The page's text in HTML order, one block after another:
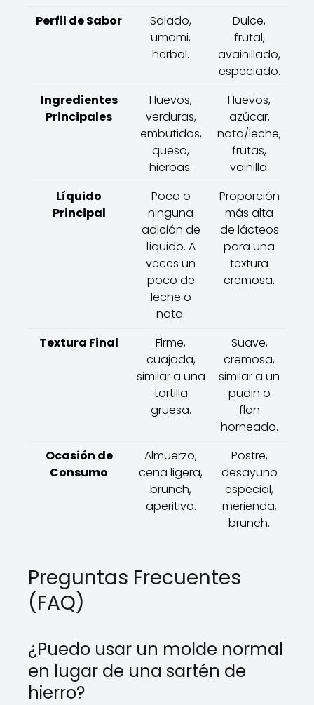
Perfil de Sabor
Salado,
umami,
herbal.
Dulce,
frutal,
avainillado,
especiado.
Ingredientes
Principales
Huevos,
verduras,
embutidos,
queso,
hierbas.
Huevos,
azúcar,
nata/leche,
frutas,
vainilla.
Líquido
Principal
Poca o
ninguna
adición de
líquido. A
veces un
poco de
leche o
nata.
Proporción
más alta
de lácteos
para una
textura
cremosa.
Textura Final
Firme,
cuajada,
similar a una
tortilla
gruesa.
Suave,
cremosa,
similar a un
pudin o
flan
horneado.
Ocasión de
Consumo
Almuerzo,
cena ligera,
brunch,
aperitivo.
Postre,
desayuno
especial,
merienda,
brunch.
Preguntas Frecuentes
(FAQ)
¿Puedo usar un molde normal
en lugar de una sartén de
hierro?